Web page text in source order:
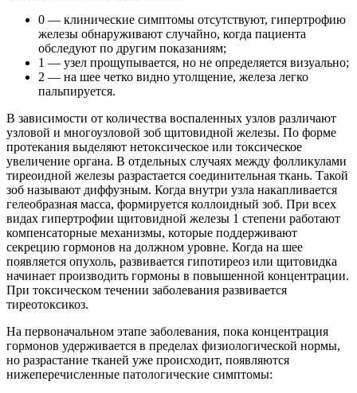
0 — клинические симптомы отсутствуют, гипертрофию
железы обнаруживают случайно, когда пациента
обследуют по другим показаниям;
1 — узел прощупывается, но не определяется визуально;
2 — на шее четко видно утолщение, железа легко
пальпируется.
В зависимости от количества воспаленных узлов различают
узловой и многоузловой зоб щитовидной железы. По форме
протекания выделяют нетоксическое или токсическое
увеличение органа. В отдельных случаях между фолликулами
тиреоидной железы разрастается соединительная ткань. Такой
зоб называют диффузным. Когда внутри узла накапливается
гелеобразная масса, формируется коллоидный зоб. При всех
видах гипертрофии щитовидной железы 1 степени работают
компенсаторные механизмы, которые поддерживают
секрецию гормонов на должном уровне. Когда на шее
появляется опухоль, развивается гипотиреоз или щитовидка
начинает производить гормоны в повышенной концентрации.
При токсическом течении заболевания развивается
тиреотоксикоз.
На первоначальном этапе заболевания, пока концентрация
гормонов удерживается в пределах физиологической нормы,
но разрастание тканей уже происходит, появляются
нижеперечисленные патологические симптомы: